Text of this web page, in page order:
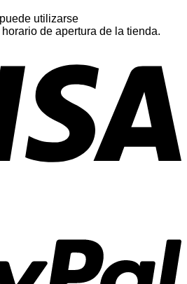
utilizarse
de apertura de la tienda.